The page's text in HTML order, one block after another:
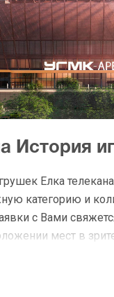
История
Елка
категорию и
с Вами
мест в